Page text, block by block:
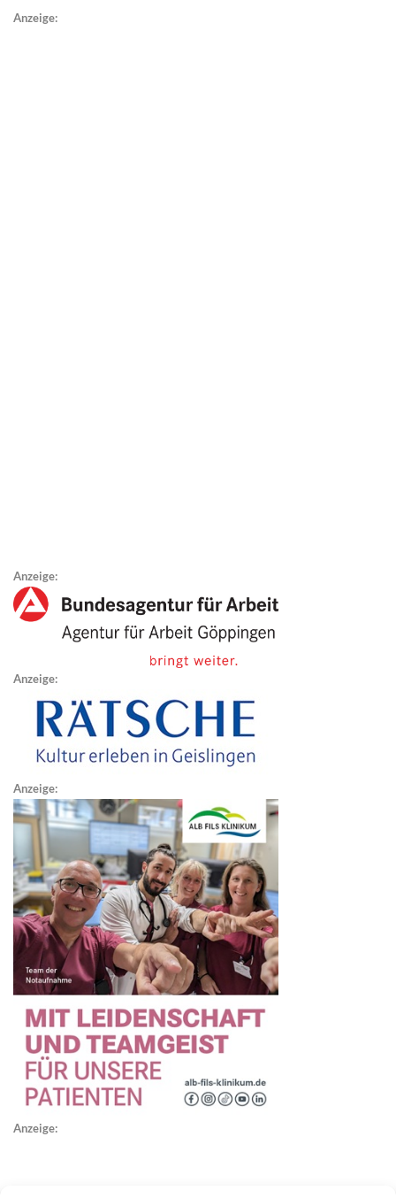
Anzeige:
Anzeige:
Anzeige:
Anzeige:
Anzeige: